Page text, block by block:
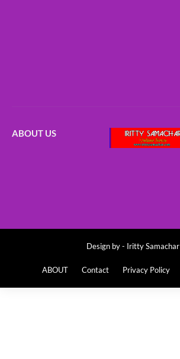
ABOUT US
Design by - Iritty Samachar
ABOUT Contact Privacy Policy